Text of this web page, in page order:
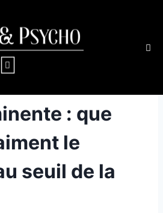
: que
le
seuil de la